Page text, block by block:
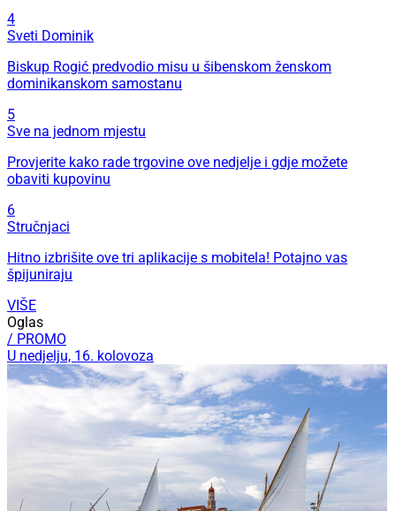
4
Sveti Dominik
Biskup Rogić predvodio misu u šibenskom ženskom
dominikanskom samostanu
5
Sve na jednom mjestu
Provjerite kako rade trgovine ove nedjelje i gdje možete
obaviti kupovinu
6
Stručnjaci
Hitno izbrišite ove tri aplikacije s mobitela! Potajno vas
špijuniraju
VIŠE
Oglas
/ PROMO
U nedjelju, 16. kolovoza